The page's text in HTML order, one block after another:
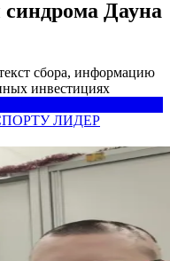
синдрома Дауна
сбора, информацию
инвестициях
ЛИДЕР